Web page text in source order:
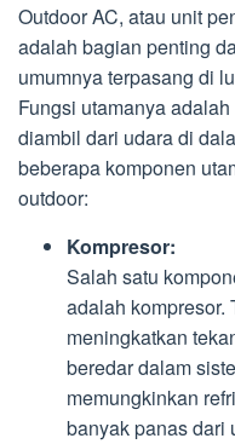
Outdoor AC, atau unit
adalah bagian penting
umumnya terpasang di
Fungsi utamanya
diambil dari udara di
beberapa komponen
outdoor:
Kompresor:
Salah satu
adalah kompresor.
meningkatkan
beredar dalam
memungkinkan
banyak panas dari